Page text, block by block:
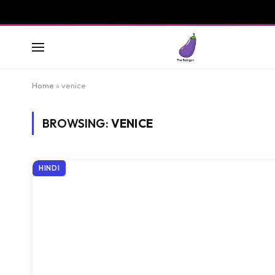
Home » venice
BROWSING: VENICE
HINDI